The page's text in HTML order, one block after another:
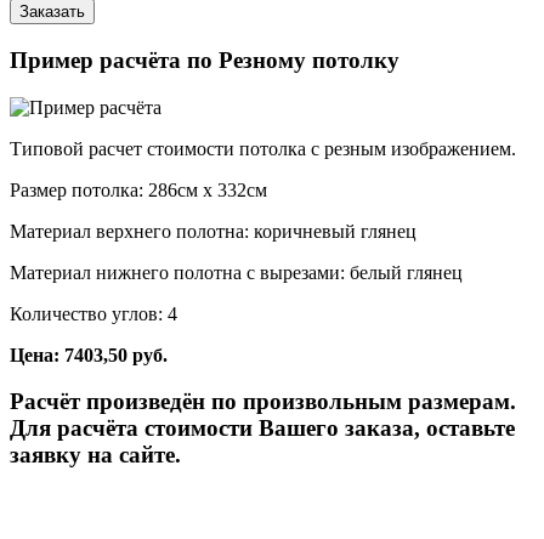
Пример расчёта по Резному потолку
Типовой расчет стоимости потолка с резным изображением.
Размер потолка: 286см x 332см
Материал верхнего полотна: коричневый глянец
Материал нижнего полотна с вырезами: белый глянец
Количество углов: 4
Цена: 7403,50 руб.
Расчёт произведён по произвольным размерам.
Для расчёта стоимости Вашего заказа, оставьте
заявку на сайте.